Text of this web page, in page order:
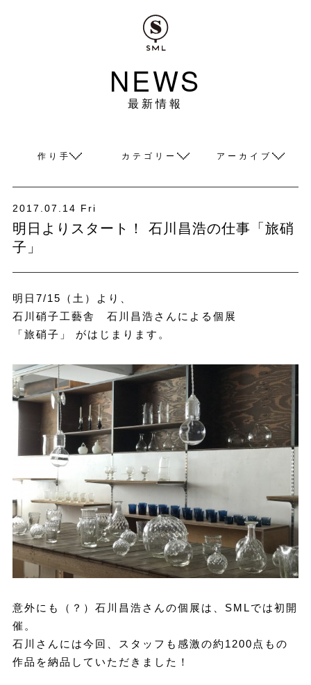
NEWS
最新情報
作り手 カテゴリー アーカイブ
2017.07.14 Fri
明日よりスタート！ 石川昌浩の仕事「旅硝
子」
明日7/15（土）より、
石川硝子工藝舎 石川昌浩さんによる個展
「旅硝子」 がはじまります。
意外にも（？）石川昌浩さんの個展は、SMLでは初開
催。
石川さんには今回、スタッフも感激の約1200点もの
作品を納品していただきました！